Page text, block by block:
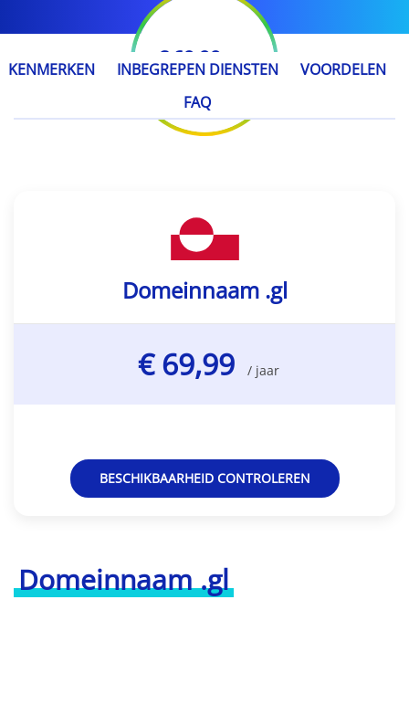
€ 69,99 / jaar
KENMERKEN INBEGREPEN DIENSTEN
VOORDELEN
FAQ
Domeinnaam .gl
Domeinnaam .gl
€ 69,99 / jaar
BESCHIKBAARHEID CONTROLEREN